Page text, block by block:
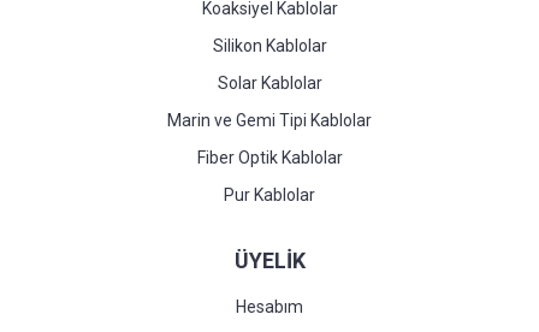
Koaksiyel Kablolar
Silikon Kablolar
Solar Kablolar
Marin ve Gemi Tipi Kablolar
Fiber Optik Kablolar
Pur Kablolar
ÜYELİK
Hesabım